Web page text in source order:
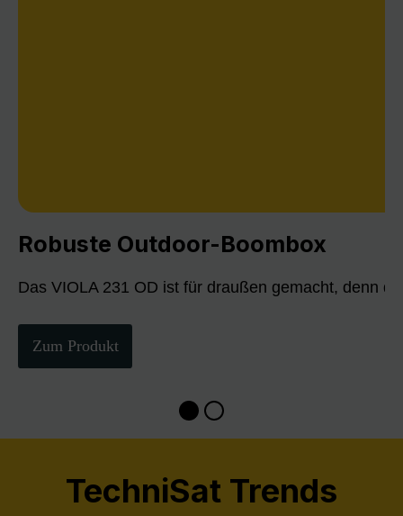
Robuste Outdoor-Boombox
Das VIOLA 231 OD ist für draußen gemacht, denn
Zum Produkt
TechniSat Trends